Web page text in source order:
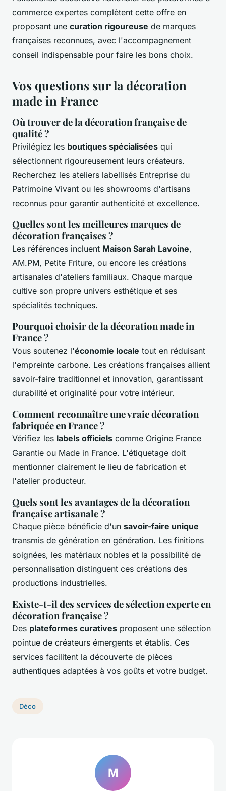
commerce expertes complètent cette offre en
proposant une curation rigoureuse de marques
françaises reconnues, avec l'accompagnement
conseil indispensable pour faire les bons choix.
Vos questions sur la décoration
made in France
Où trouver de la décoration française de
qualité ?
Privilégiez les boutiques spécialisées qui
sélectionnent rigoureusement leurs créateurs.
Recherchez les ateliers labellisés Entreprise du
Patrimoine Vivant ou les showrooms d'artisans
reconnus pour garantir authenticité et excellence.
Quelles sont les meilleures marques de
décoration françaises ?
Les références incluent Maison Sarah Lavoine,
AM.PM, Petite Friture, ou encore les créations
artisanales d'ateliers familiaux. Chaque marque
cultive son propre univers esthétique et ses
spécialités techniques.
Pourquoi choisir de la décoration made in
France ?
Vous soutenez l'économie locale tout en réduisant
l'empreinte carbone. Les créations françaises allient
savoir-faire traditionnel et innovation, garantissant
durabilité et originalité pour votre intérieur.
Comment reconnaître une vraie décoration
fabriquée en France ?
Vérifiez les labels officiels comme Origine France
Garantie ou Made in France. L'étiquetage doit
mentionner clairement le lieu de fabrication et
l'atelier producteur.
Quels sont les avantages de la décoration
française artisanale ?
Chaque pièce bénéficie d'un savoir-faire unique
transmis de génération en génération. Les finitions
soignées, les matériaux nobles et la possibilité de
personnalisation distinguent ces créations des
productions industrielles.
Existe-t-il des services de sélection experte en
décoration française ?
Des plateformes curatives proposent une sélection
pointue de créateurs émergents et établis. Ces
services facilitent la découverte de pièces
authentiques adaptées à vos goûts et votre budget.
Déco
M